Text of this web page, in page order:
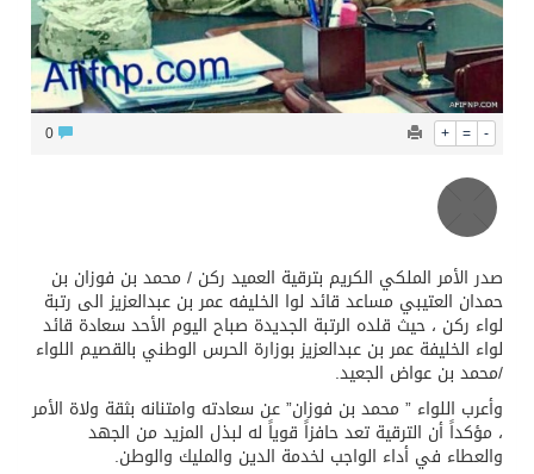
+ = -
صدر الأمر الملكي الكريم بترقية العميد ركن / محمد بن فوزان بن
حمدان العتيبي مساعد قائد لوا الخليفه عمر بن عبدالعزيز الى رتبة
لواء ركن ، حيث قلده الرتبة الجديدة صباح اليوم الأحد سعادة قائد
لواء الخليفة عمر بن عبدالعزيز بوزارة الحرس الوطني بالقصيم اللواء
/محمد بن عواض الجعيد.
وأعرب اللواء ” محمد بن فوزان” عن سعادته وامتنانه بثقة ولاة الأمر
، مؤكداً أن الترقية تعد حافزاً قوياً له لبذل المزيد من الجهد
والعطاء في أداء الواجب لخدمة الدين والمليك والوطن.